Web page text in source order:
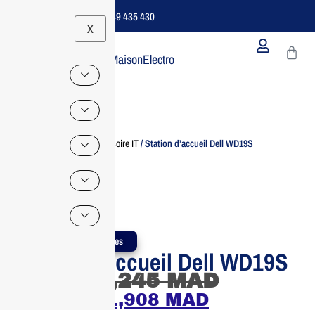
Support B2B Dédié | 06 49 435 430
X
MaisonElectro
Home/ Accessoire IT/ Station d’accueil Dell WD19S
Produits Authentiques
Station d’accueil Dell WD19S
2,245MAD
1,908 MAD